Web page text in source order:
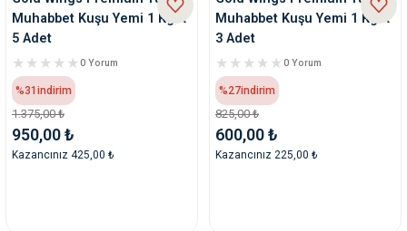
Muhabbet Kuşu Yemi 1 Kg X
5 Adet
0 Yorum
%31 indirim
1.375,00 ₺
950,00 ₺
Kazancınız 425,00 ₺
Muhabbet Kuşu Yemi 1 Kg X
3 Adet
0 Yorum
%27indirim
825,00 ₺
600,00 ₺
Kazancınız 225,00 ₺